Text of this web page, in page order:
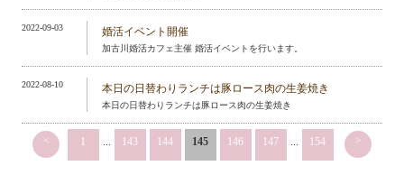
2022-09-03 婚活イベント開催
加古川婚活カフェ主催 婚活イベントを行います。
2022-08-10 本日の日替わりランチは豚ロース肉の生姜焼き
本日の日替わりランチは豚ロース肉の生姜焼き
< 1 ... 143 144 145 146 147 ... 154 >